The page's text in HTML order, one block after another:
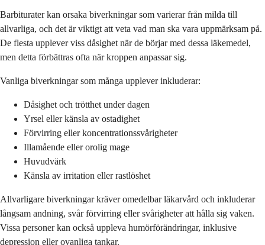
Barbiturater kan orsaka biverkningar som varierar från milda till
allvarliga, och det är viktigt att veta vad man ska vara uppmärksam på.
De flesta upplever viss dåsighet när de börjar med dessa läkemedel,
men detta förbättras ofta när kroppen anpassar sig.
Vanliga biverkningar som många upplever inkluderar:
Dåsighet och trötthet under dagen
Yrsel eller känsla av ostadighet
Förvirring eller koncentrationssvårigheter
Illamående eller orolig mage
Huvudvärk
Känsla av irritation eller rastlöshet
Allvarligare biverkningar kräver omedelbar läkarvård och inkluderar
långsam andning, svår förvirring eller svårigheter att hålla sig vaken.
Vissa personer kan också uppleva humörförändringar, inklusive
depression eller ovanliga tankar.